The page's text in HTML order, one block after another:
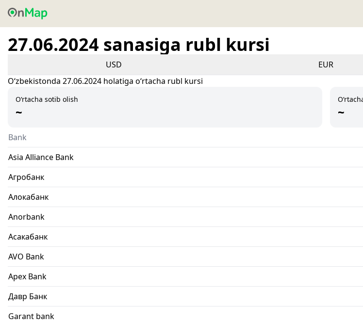
27.06.2024 sanasiga rubl kursi
USD EUR
Oʻzbekistonda 27.06.2024 holatiga oʻrtacha rubl kursi
O‘rtacha sotib olish
~ ~
Bank
Asia Alliance Bank
Агробанк
Алокабанк
Anorbank
Асакабанк
AVO Bank
Apex Bank
Давр Банк
Garant bank